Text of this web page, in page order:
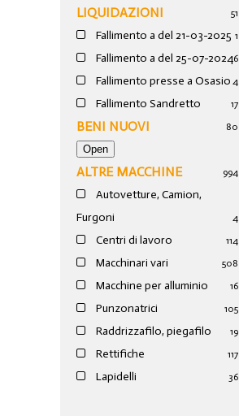
LIQUIDAZIONI
51
Fallimento a del 21-03-2025 1
Fallimento a del 25-07-20246
Fallimento presse a Osasio 4
Fallimento Sandretto 17
BENI NUOVI 80
ALTRE MACCHINE 994
Autovetture, Camion,
Furgoni
4
Centri di lavoro 114
Macchinari vari 508
Macchine per alluminio 16
Punzonatrici 105
Raddrizzafilo, piegafilo 19
Rettifiche 117
Lapidelli 36